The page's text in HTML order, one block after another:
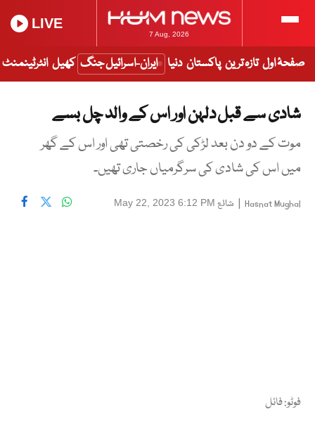
7 Aug, 2026
LIVE
صفحۂ اول تازہ ترین پاکستان دنیا ایران-اسرائیل جنگ کھیل انٹرٹینمنٹ
شادی سے قبل دلہن اور اس کے والد چل بسے
موت کے دو دن بعد لڑکی کی رخصتی تھی اور اس کے گھر
میں اس کی شادی کی سرگرمیاں جاری تھیں۔
Hasnat Mughal
| شائع May 22, 2023 6:12 PM
فوٹو: فائل